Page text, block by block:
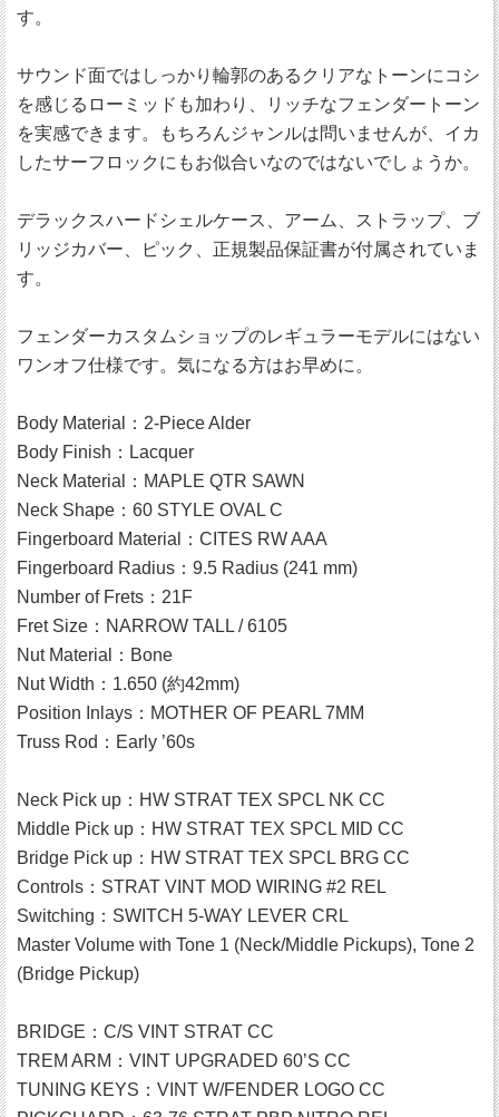
す。
サウンド面ではしっかり輪郭のあるクリアなトーンにコシ
を感じるローミッドも加わり、リッチなフェンダートーン
を実感できます。もちろんジャンルは問いませんが、イカ
したサーフロックにもお似合いなのではないでしょうか。
デラックスハードシェルケース、アーム、ストラップ、ブ
リッジカバー、ピック、正規製品保証書が付属されていま
す。
フェンダーカスタムショップのレギュラーモデルにはない
ワンオフ仕様です。気になる方はお早めに。
Body Material：2-Piece Alder
Body Finish：Lacquer
Neck Material：MAPLE QTR SAWN
Neck Shape：60 STYLE OVAL C
Fingerboard Material：CITES RW AAA
Fingerboard Radius：9.5 Radius (241 mm)
Number of Frets：21F
Fret Size：NARROW TALL / 6105
Nut Material：Bone
Nut Width：1.650 (約42mm)
Position Inlays：MOTHER OF PEARL 7MM
Truss Rod：Early ’60s
Neck Pick up：HW STRAT TEX SPCL NK CC
Middle Pick up：HW STRAT TEX SPCL MID CC
Bridge Pick up：HW STRAT TEX SPCL BRG CC
Controls：STRAT VINT MOD WIRING #2 REL
Switching：SWITCH 5-WAY LEVER CRL
Master Volume with Tone 1 (Neck/Middle Pickups), Tone 2
(Bridge Pickup)
BRIDGE：C/S VINT STRAT CC
TREM ARM：VINT UPGRADED 60’S CC
TUNING KEYS：VINT W/FENDER LOGO CC